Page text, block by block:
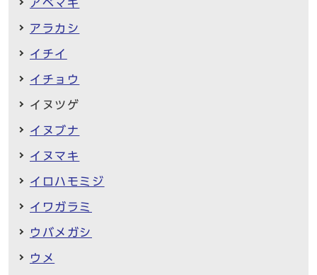
アベマキ
アラカシ
イチイ
イチョウ
イヌツゲ
イヌブナ
イヌマキ
イロハモミジ
イワガラミ
ウバメガシ
ウメ